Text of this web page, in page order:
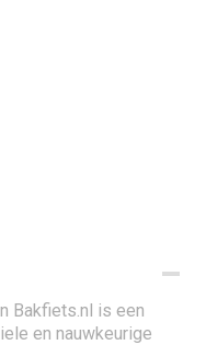
Bakfiets.nl is een
en nauwkeurige